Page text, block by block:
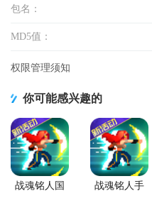
包名：
MD5值：
权限管理须知
你可能感兴趣的
战魂铭人国
战魂铭人手